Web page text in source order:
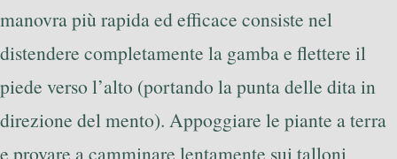
manovra più rapida ed efficace consiste nel
distendere completamente la gamba e flettere il
piede verso l’alto (portando la punta delle dita in
direzione del mento). Appoggiare le piante a terra
e provare a camminare lentamente sui talloni